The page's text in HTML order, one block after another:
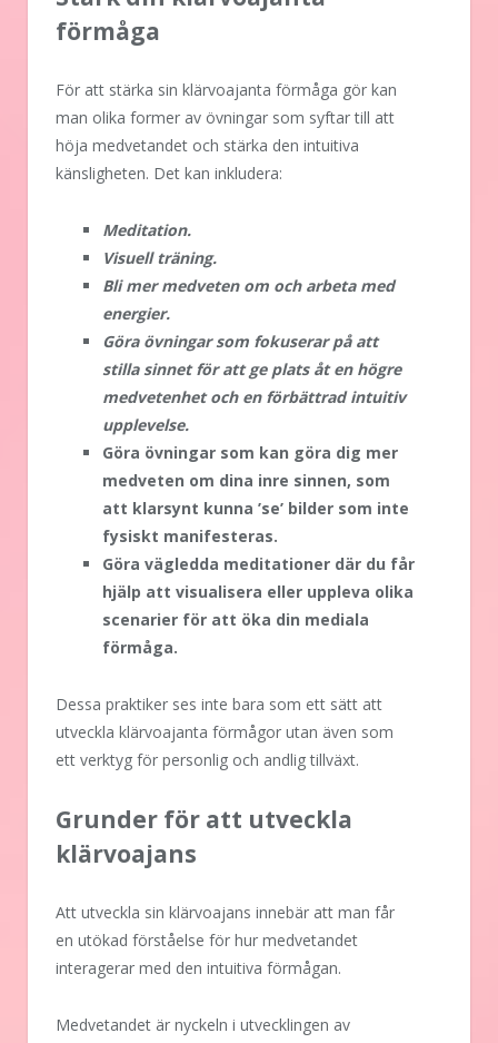
förmåga
För att stärka sin klärvoajanta förmåga gör kan
man olika former av övningar som syftar till att
höja medvetandet och stärka den intuitiva
känsligheten. Det kan inkludera:
Meditation.
Visuell träning.
Bli mer medveten om och arbeta med
energier.
Göra övningar som fokuserar på att
stilla sinnet för att ge plats åt en högre
medvetenhet och en förbättrad intuitiv
upplevelse.
Göra övningar som kan göra dig mer
medveten om dina inre sinnen, som
att klarsynt kunna ’se’ bilder som inte
fysiskt manifesteras.
Göra vägledda meditationer där du får
hjälp att visualisera eller uppleva olika
scenarier för att öka din mediala
förmåga.
Dessa praktiker ses inte bara som ett sätt att
utveckla klärvoajanta förmågor utan även som
ett verktyg för personlig och andlig tillväxt.
Grunder för att utveckla
klärvoajans
Att utveckla sin klärvoajans innebär att man får
en utökad förståelse för hur medvetandet
interagerar med den intuitiva förmågan.
Medvetandet är nyckeln i utvecklingen av